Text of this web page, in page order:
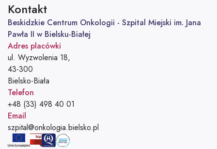
Kontakt
Beskidzkie Centrum Onkologii - Szpital Miejski im. Jana
Pawła II w Bielsku-Białej
Adres placówki
ul. Wyzwolenia 18,
43-300
Bielsko-Biała
Telefon
Telefon:
+48 (33) 498 40 01
Email
Adres e-mail:
szpital@onkologia.bielsko.pl